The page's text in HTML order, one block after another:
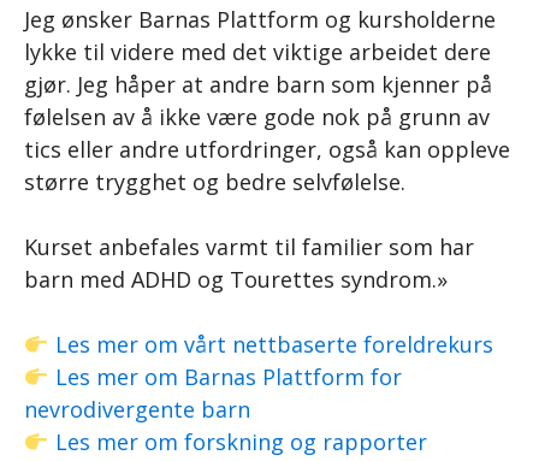
Jeg ønsker Barnas Plattform og kursholderne
lykke til videre med det viktige arbeidet dere
gjør. Jeg håper at andre barn som kjenner på
følelsen av å ikke være gode nok på grunn av
tics eller andre utfordringer, også kan oppleve
større trygghet og bedre selvfølelse.
Kurset anbefales varmt til familier som har
barn med ADHD og Tourettes syndrom.»
Les mer om vårt nettbaserte foreldrekurs
Les mer om Barnas Plattform for
nevrodivergente barn
Les mer om forskning og rapporter